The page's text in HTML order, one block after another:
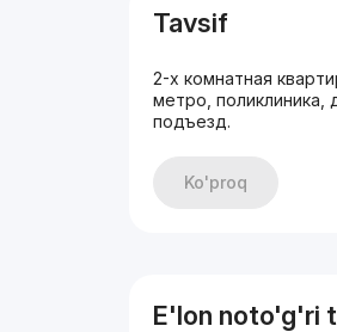
Tavsif
2-х комнатная
метро, поликлиника,
подъезд.
Ko'proq
E'lon noto'g'ri